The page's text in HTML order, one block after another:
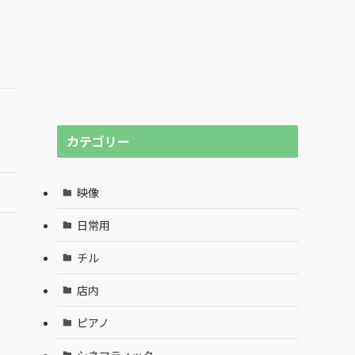
カテゴリー
映像
日常用
チル
店内
ピアノ